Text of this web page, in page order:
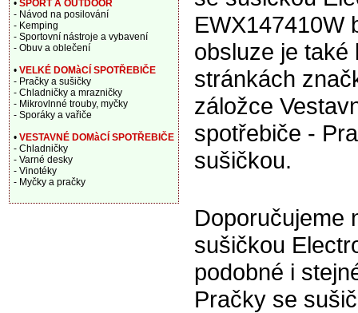
EWX147410W
obsluze je také
stránkách
záložce
spotřebiče -
sušičkou.
Doporučujeme
sušičkou
podobné i
Pračky se
• SPORT A OUTDOOR
- Návod na posilování
- Kemping
- Sportovní nástroje a vybavení
- Obuv a oblečení
• VELKÉ DOMàCÍ SPOTŘEBIČE
- Pračky a sušičky
- Chladničky a mrazničky
- Mikrovlnné trouby, myčky
- Sporáky a vařiče
• VESTAVNÉ DOMàCÍ SPOTŘEBIČE
- Chladničky
- Varné desky
- Vinotéky
- Myčky a pračky